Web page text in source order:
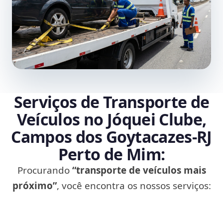
Serviços de Transporte de
Veículos no Jóquei Clube,
Campos dos Goytacazes‑RJ
Perto de Mim:
Procurando“transporte de veículos mais
próximo”, você encontra os nossos serviços: